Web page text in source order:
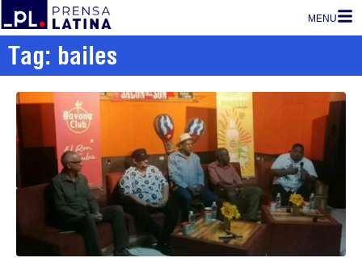
MENU
Tag: bailes